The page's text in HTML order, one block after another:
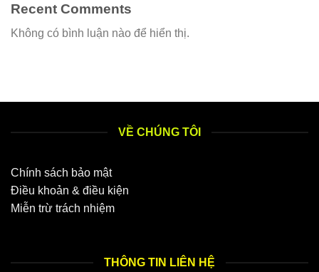
Recent Comments
Không có bình luận nào để hiển thị.
VỀ CHÚNG TÔI
Chính sách bảo mật
Điều khoản & điều kiện
Miễn trừ trách nhiệm
THÔNG TIN LIÊN HỆ